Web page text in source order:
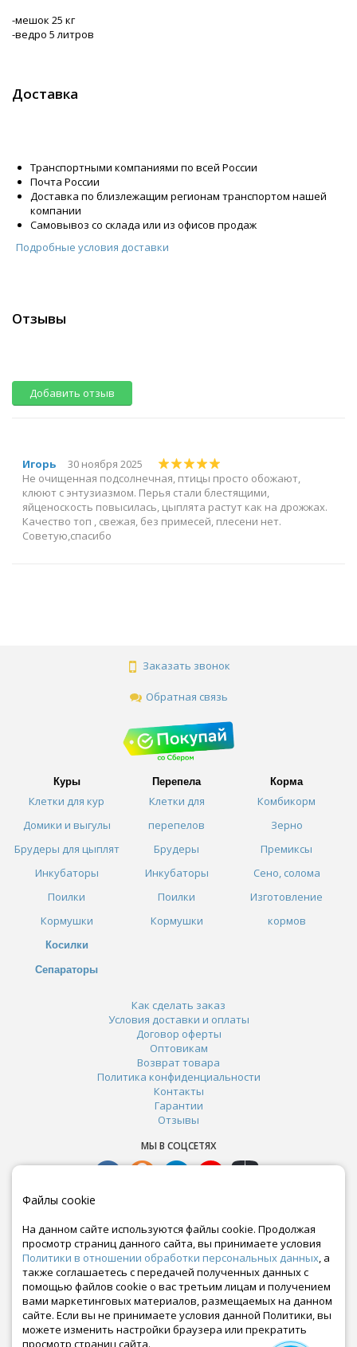
-мешок 25 кг
-ведро 5 литров
Доставка
Транспортными компаниями по всей России
Почта России
Доставка по близлежащим регионам транспортом нашей
компании
Самовывоз со склада или из офисов продаж
Подробные условия доставки
Отзывы
Добавить отзыв
Игорь
30 ноября 2025
Не очищенная подсолнечная, птицы просто обожают,
клюют с энтузиазмом. Перья стали блестящими,
яйценоскость повысилась, цыплята растут как на дрожжах.
Качество топ , свежая, без примесей, плесени нет.
Советую,спасибо
Заказать звонок
Обратная связь
Куры
Клетки для кур
Домики и выгулы
Брудеры для цыплят
Инкубаторы
Поилки
Кормушки
Косилки
Сепараторы
Перепела
Клетки для
перепелов
Брудеры
Инкубаторы
Поилки
Кормушки
Корма
Комбикорм
Зерно
Премиксы
Сено, солома
Изготовление
кормов
Как сделать заказ
Условия доставки и оплаты
Договор оферты
Оптовикам
Возврат товара
Политика конфиденциальности
Контакты
Гарантии
Отзывы
МЫ В СОЦСЕТЯХ
Почта:
crazy-ferma@yandex.ru
Файлы cookie
На данном сайте используются файлы cookie. Продолжая
просмотр страниц данного сайта, вы принимаете условия
Политики в отношении обработки персональных данных, а
также соглашаетесь с передачей полученных данных с
помощью файлов cookie о вас третьим лицам и получением
вами маркетинговых материалов, размещаемых на данном
сайте. Если вы не принимаете условия данной Политики, вы
можете изменить настройки браузера или прекратить
просмотр страниц сайта.